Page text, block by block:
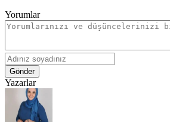
Yorumlar
Gönder
Yazarlar